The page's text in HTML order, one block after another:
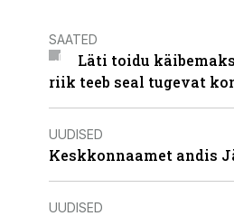
SAATED
Läti toidu
riik teeb seal tugevat
UUDISED
Keskkonnaamet andis
UUDISED